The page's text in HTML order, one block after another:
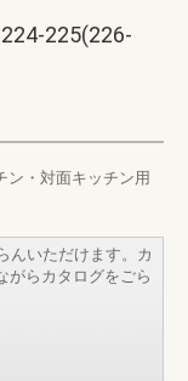
225(226-
ン・対面キッチン用
んいただけます。カ
がらカタログをごら